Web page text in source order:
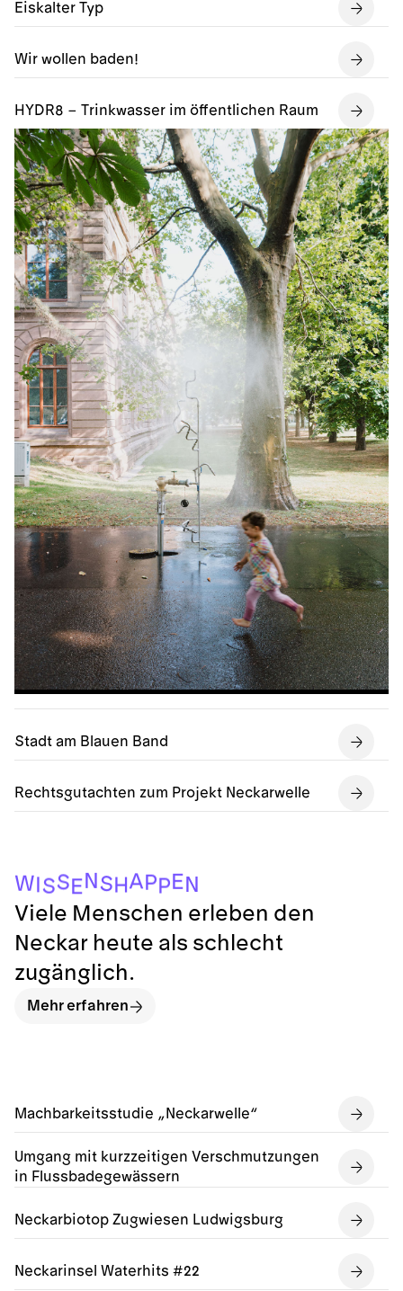
Eiskalter Typ
Wir wollen baden!
HYDR8 – Trinkwasser im öffentlichen Raum
Stadt am Blauen Band
Rechtsgutachten zum Projekt Neckarwelle
Machbarkeitsstudie „Neckarwelle“
Umgang mit kurzzeitigen Verschmutzungen
in Flussbadegewässern
Neckarbiotop Zugwiesen Ludwigsburg
Neckarinsel Waterhits #22
WISSENSHAPPE N
Viele Menschen erleben den
Neckar heute als schlecht
zugänglich.
Mehr erfahren